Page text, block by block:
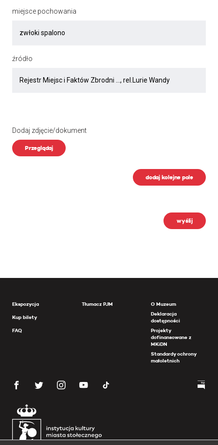
miejsce pochowania
źródło
Dodaj zdjęcie/dokument
Przeglądaj
dodaj kolejne pole
wyślij
Ekspozycja
Kup bilety
FAQ
Tłumacz PJM
O Muzeum
Deklaracja
dostępności
Projekty
dofinansowane z
MKiDN
Standardy ochrony
małoletnich